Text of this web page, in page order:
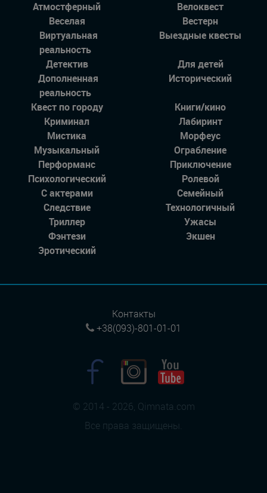
Атмостферный
Велоквест
Веселая
Вестерн
Виртуальная
реальность
Выездные квесты
Детектив
Для детей
Дополненная
реальность
Исторический
Квест по городу
Книги/кино
Криминал
Лабиринт
Мистика
Морфеус
Музыкальный
Ограбление
Перформанс
Приключение
Психологический
Ролевой
С актерами
Семейный
Следствие
Технологичный
Триллер
Ужасы
Фэнтези
Экшен
Эротический
© 2014 - 2026, Qimnata.com
Все права защищены.
Контакты
+38(093)-801-01-01